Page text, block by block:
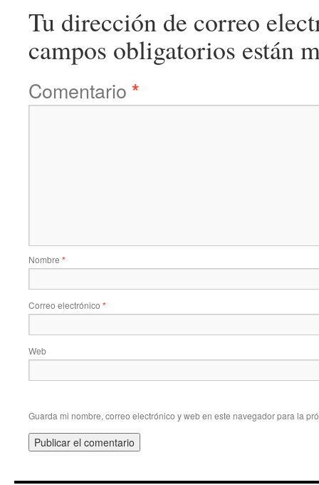
Tu dirección de correo
campos obligatorios están
Comentario *
Nombre *
Correo electrónico *
Web
Guarda mi nombre, correo electrónico y web en este navegador para la